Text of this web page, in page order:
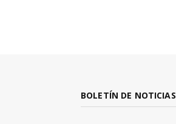
BOLETÍN DE NOTICIAS